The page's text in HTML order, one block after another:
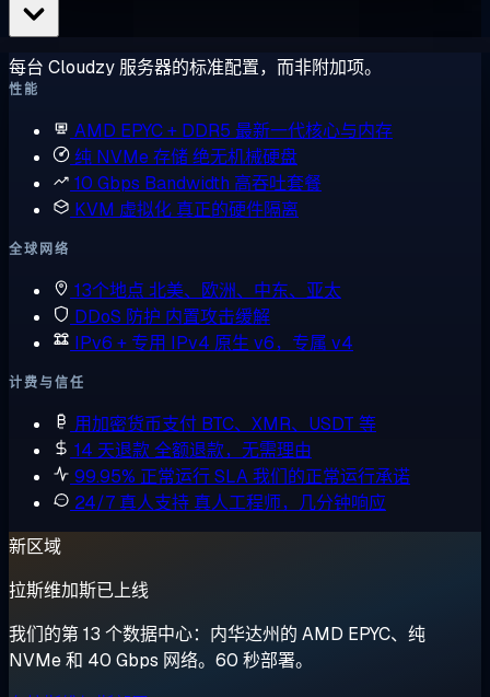
每台 Cloudzy 服务器的标准配置，而非附加项。
性能
AMD EPYC + DDR5 最新一代核心与内存
纯 NVMe 存储绝无机械硬盘
10 Gbps Bandwidth 高吞吐套餐
KVM 虚拟化 真正的硬件隔离
全球网络
13个地点 北美、欧洲、中东、亚太
DDoS 防护 内置攻击缓解
IPv6 + 专用 IPv4 原生 v6，专属 v4
计费与信任
用加密货币支付 BTC、XMR、USDT 等
14 天退款全额退款，无需理由
99.95% 正常运行 SLA我们的正常运行承诺
24/7 真人支持 真人工程师，几分钟响应
新区域
拉斯维加斯已上线
我们的第 13 个数据中心：内华达州的 AMD EPYC、纯
NVMe 和 40 Gbps 网络。60 秒部署。